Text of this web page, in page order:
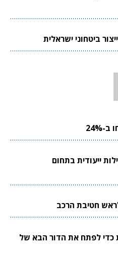
ייעודית בתחום
חטיבת הרכב
כדי לפתח את הדור הבא של